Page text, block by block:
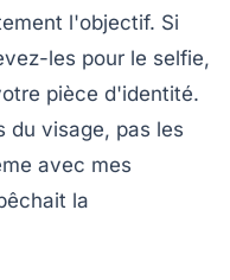
l'objectif. Si
les pour le selfie,
pièce d'identité.
du visage, pas les
avec mes
la